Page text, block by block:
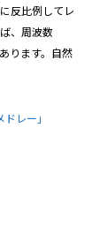
反比例してレ
、周波数
ります。自然
レー」